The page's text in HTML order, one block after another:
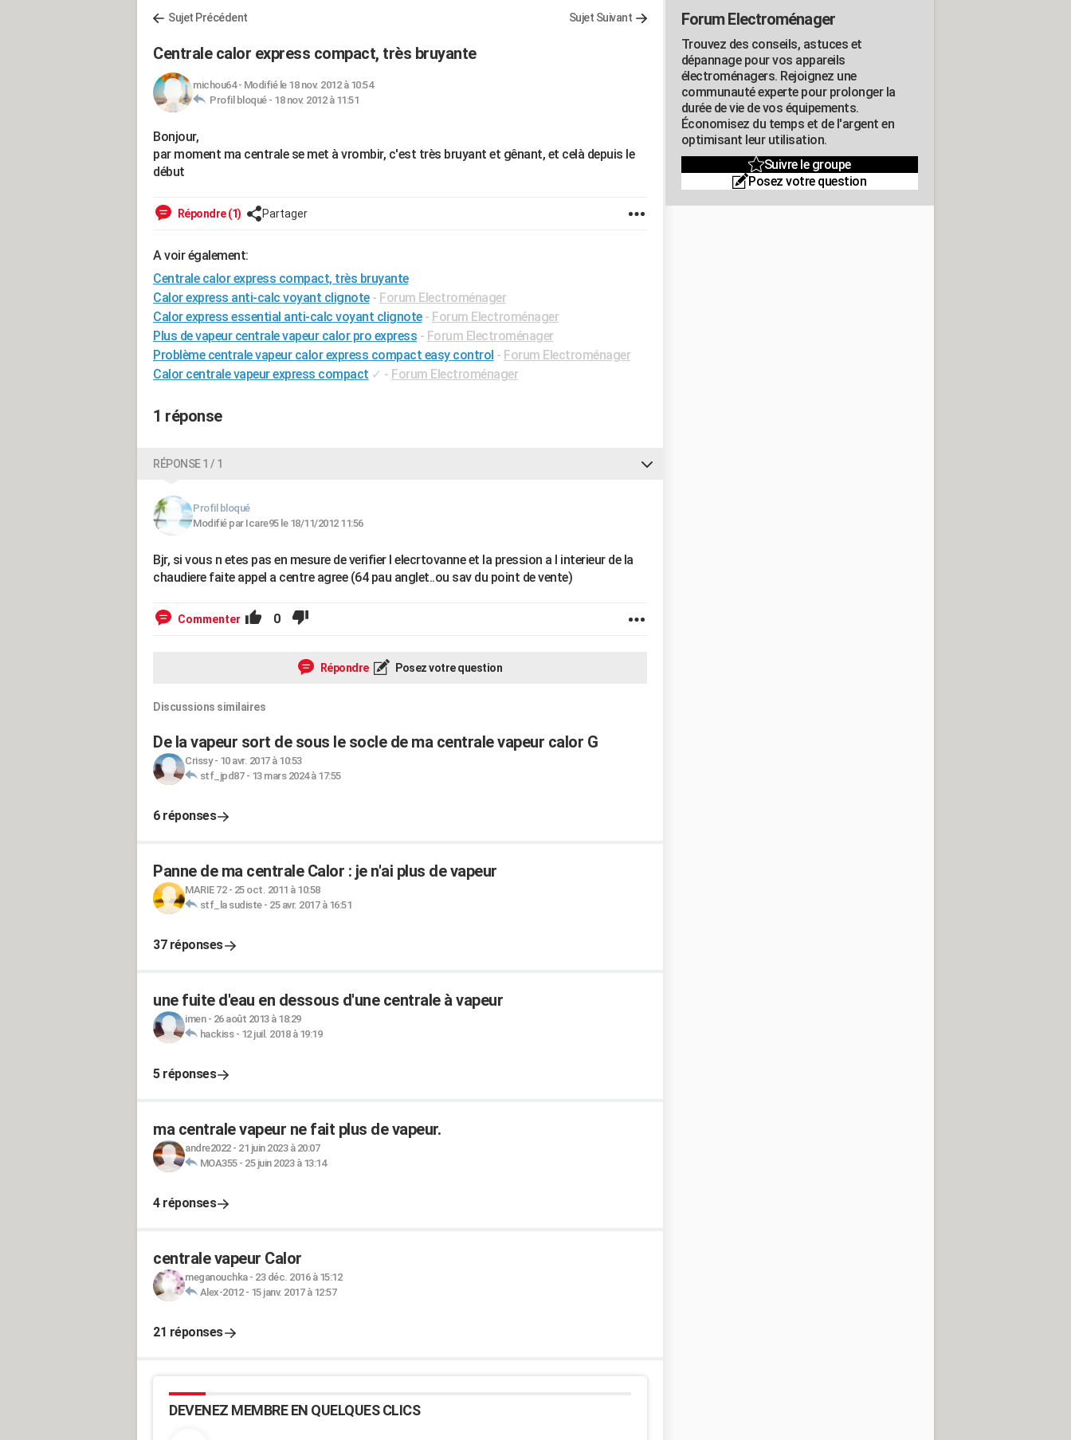
Sujet Précédent Sujet Suivant
Centrale calor express compact, très bruyante
michou64- Modifié le 18 nov. 2012 à 10:54
Profil bloqué - 18 nov. 2012 à 11:51
Bonjour,
par moment ma centrale se met à vrombir, c'est très bruyant et gênant, et celà depuis le
début
Répondre (1) Partager
A voir également:
Centrale calor express compact, très bruyante
Calor express anti-calc voyant clignote - Forum Electroménager
Calor express essential anti-calc voyant clignote - Forum Electroménager
Plus de vapeur centrale vapeur calor pro express - Forum Electroménager
Problème centrale vapeur calor express compact easy control - Forum Electroménager
Calor centrale vapeur express compact ✓ - Forum Electroménager
1 réponse
RÉPONSE 1 / 1
Profil bloqué
Modifié par Icare95 le 18/11/2012 11:56
Bjr, si vous n etes pas en mesure de verifier l elecrtovanne et la pression a l interieur de la
chaudiere faite appel a centre agree (64 pau anglet..ou sav du point de vente)
Commenter 0
Répondre Posez votre question
Discussions similaires
De la vapeur sort de sous le socle de ma centrale vapeur calor G
Crissy- 10 avr. 2017 à 10:53
stf_jpd87- 13 mars 2024 à 17:55
6 réponses
Panne de ma centrale Calor : je n'ai plus de vapeur
MARIE 72- 25 oct. 2011 à 10:58
stf_la sudiste- 25 avr. 2017 à 16:51
37 réponses
une fuite d'eau en dessous d'une centrale à vapeur
imen- 26 août 2013 à 18:29
hackiss- 12 juil. 2018 à 19:19
5 réponses
ma centrale vapeur ne fait plus de vapeur.
andre2022- 21 juin 2023 à 20:07
MOA355- 25 juin 2023 à 13:14
4 réponses
centrale vapeur Calor
meganouchka- 23 déc. 2016 à 15:12
Alex-2012- 15 janv. 2017 à 12:57
21 réponses
DEVENEZ MEMBRE EN QUELQUES CLICS
Forum Electroménager
Trouvez des conseils, astuces et
dépannage pour vos appareils
électroménagers. Rejoignez une
communauté experte pour prolonger la
durée de vie de vos équipements.
Économisez du temps et de l'argent en
optimisant leur utilisation.
Suivre le groupe
Posez votre question